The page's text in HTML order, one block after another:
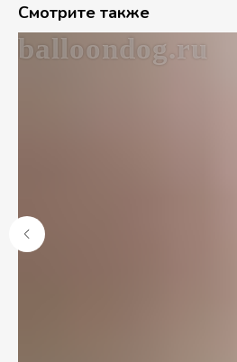
Смотрите также
balloondog.ru